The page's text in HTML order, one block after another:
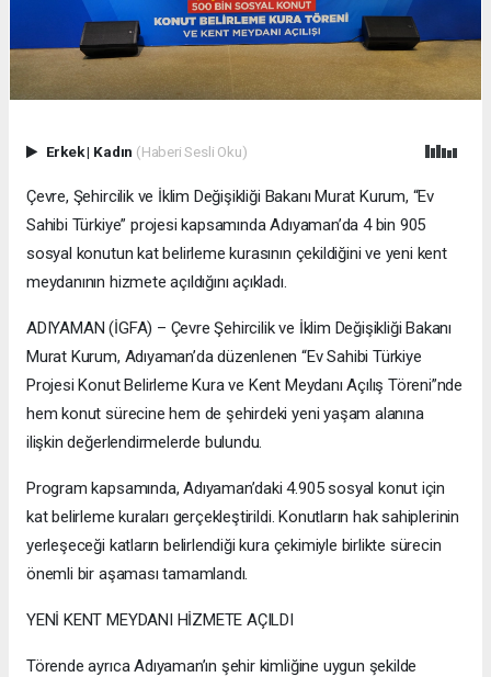
Erkek| Kadın (Haberi Sesli Oku)
Çevre, Şehircilik ve İklim Değişikliği Bakanı Murat Kurum, “Ev
Sahibi Türkiye” projesi kapsamında Adıyaman’da 4 bin 905
sosyal konutun kat belirleme kurasının çekildiğini ve yeni kent
meydanının hizmete açıldığını açıkladı.
ADIYAMAN (İGFA) – Çevre Şehircilik ve İklim Değişikliği Bakanı
Murat Kurum, Adıyaman’da düzenlenen “Ev Sahibi Türkiye
Projesi Konut Belirleme Kura ve Kent Meydanı Açılış Töreni”nde
hem konut sürecine hem de şehirdeki yeni yaşam alanına
ilişkin değerlendirmelerde bulundu.
Program kapsamında, Adıyaman’daki 4.905 sosyal konut için
kat belirleme kuraları gerçekleştirildi. Konutların hak sahiplerinin
yerleşeceği katların belirlendiği kura çekimiyle birlikte sürecin
önemli bir aşaması tamamlandı.
YENİ KENT MEYDANI HİZMETE AÇILDI
Törende ayrıca Adıyaman’ın şehir kimliğine uygun şekilde